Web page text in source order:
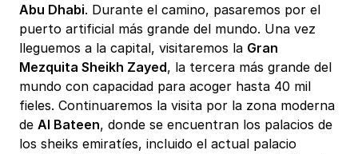
Abu Dhabi. Durante el camino, pasaremos por el
puerto artificial más grande del mundo. Una vez
lleguemos a la capital, visitaremos la Gran
Mezquita Sheikh Zayed, la tercera más grande del
mundo con capacidad para acoger hasta 40 mil
fieles. Continuaremos la visita por la zona moderna
de Al Bateen, donde se encuentran los palacios de
los sheiks emiratíes, incluido el actual palacio